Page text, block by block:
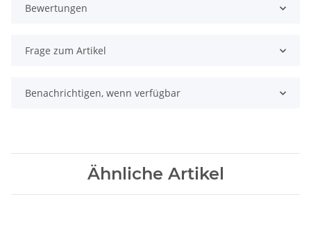
Bewertungen
Frage zum Artikel
Benachrichtigen, wenn verfügbar
Ähnliche Artikel